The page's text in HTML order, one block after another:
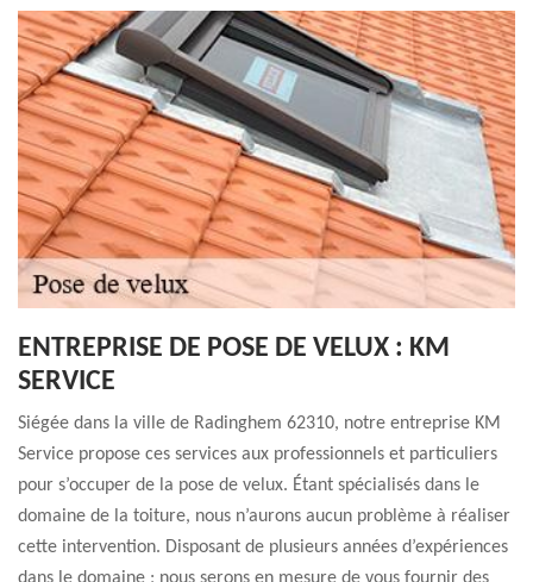
ENTREPRISE DE POSE DE VELUX : KM
SERVICE
Siégée dans la ville de Radinghem 62310, notre entreprise KM
Service propose ces services aux professionnels et particuliers
pour s’occuper de la pose de velux. Étant spécialisés dans le
domaine de la toiture, nous n’aurons aucun problème à réaliser
cette intervention. Disposant de plusieurs années d’expériences